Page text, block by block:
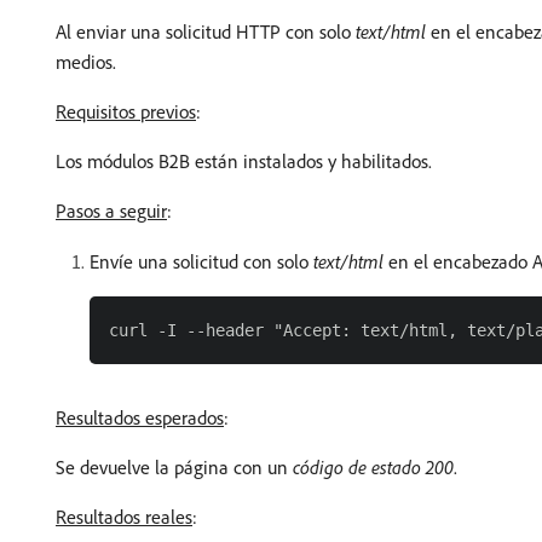
Al enviar una solicitud HTTP con solo text/html en el
medios.
Requisitos previos:
Los módulos B2B están instalados y habilitados.
Pasos a seguir:
Envíe una solicitud con solo text/html en el encabezado
Resultados esperados:
Se devuelve la página con un código de estado 200.
Resultados reales: